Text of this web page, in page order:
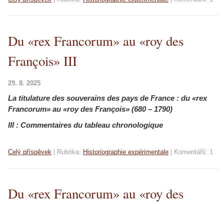
Du «rex Francorum» au «roy des
François» III
29. 8. 2025
La titulature des souverains des pays de France : du «rex
Francorum» au «roy des François» (680 – 1790)
III : Commentaires du tableau chronologique
Celý příspěvek Rubrika: Historiographie expérimentale Komentářů: 1
Du «rex Francorum» au «roy des